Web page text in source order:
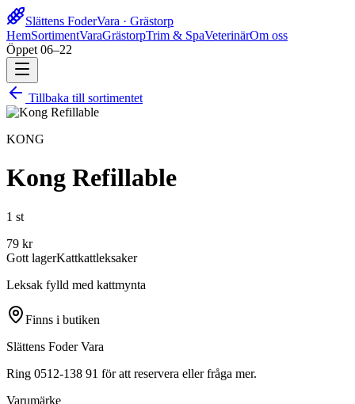
Slättens FoderVara · Grästorp
HemSortimentVaraGrästorpTrim & SpaVeterinärOm oss
Öppet 06–22
Tillbaka till sortimentet
KONG
Kong Refillable
1 st
79 kr
Gott lagerKattkattleksaker
Leksak fylld med kattmynta
Finns i butiken
Slättens Foder Vara
Ring 0512-138 91 för att reservera eller fråga mer.
Varumärke